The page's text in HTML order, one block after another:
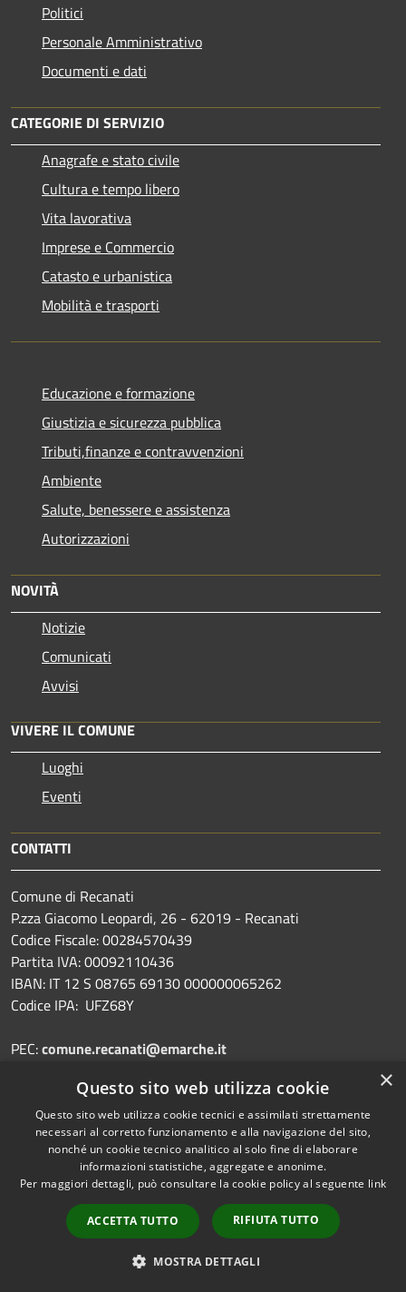
Politici
Personale Amministrativo
Documenti e dati
CATEGORIE DI SERVIZIO
Anagrafe e stato civile
Cultura e tempo libero
Vita lavorativa
Imprese e Commercio
Catasto e urbanistica
Mobilità e trasporti
Educazione e formazione
Giustizia e sicurezza pubblica
Tributi,finanze e contravvenzioni
Ambiente
Salute, benessere e assistenza
Autorizzazioni
NOVITÀ
Notizie
Comunicati
Avvisi
VIVERE IL COMUNE
Luoghi
Eventi
CONTATTI
Comune di Recanati
P.zza Giacomo Leopardi, 26 - 62019 - Recanati
Codice Fiscale: 00284570439
Partita IVA: 00092110436
IBAN: IT 12 S 08765 69130 000000065262
Codice IPA: UFZ68Y
PEC:comune.recanati@emarche.it
Centralino Unico: 07175871
Prenotazione appuntamento
Segnalazione disservizio
Leggi le FAQ
Richiesta assistenza
×
Questo sito web utilizza cookie
Questo sito web utilizza cookie tecnici e assimilati strettamente
necessari al corretto funzionamento e alla navigazione del sito,
nonché un cookie tecnico analitico al solo fine di elaborare
informazioni statistiche, aggregate e anonime.
Per maggiori dettagli, può consultare la cookie policy al seguente link
ACCETTA TUTTO RIFIUTA TUTTO
MOSTRA DETTAGLI